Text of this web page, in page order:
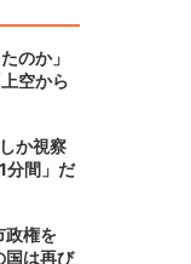
のか」
空から
か視察
分間」だ
政権を
国は再び